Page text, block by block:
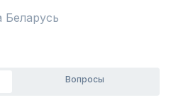
Беларусь
Вопросы